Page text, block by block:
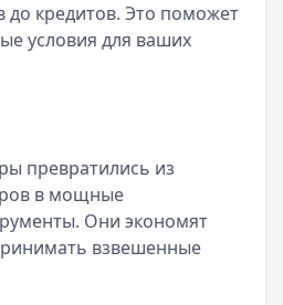
до кредитов. Это поможет
условия для ваших
превратились из
в мощные
Они экономят
взвешенные